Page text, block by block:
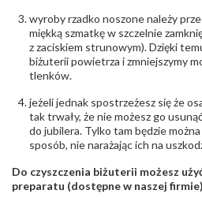
wyroby rzadko noszone należy
miękką szmatkę w szczelnie
z zaciskiem strunowym). Dzięki
biżuterii powietrza i zmniejszymy
tlenków.
jeżeli jednak spostrzeżesz się że
tak trwały, że nie możesz go
do jubilera. Tylko tam będzie
sposób, nie narażając ich na
Do czyszczenia biżuterii możesz
preparatu (dostępne w naszej